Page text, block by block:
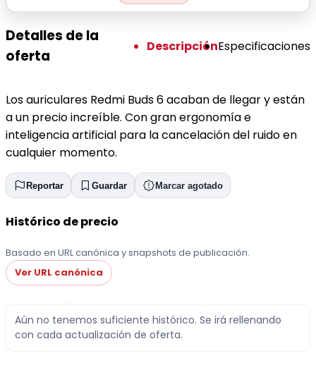
Detalles de la
oferta
DescripciónEspecificaciones
Los auriculares Redmi Buds 6 acaban de llegar y están
a un precio increíble. Con gran ergonomía e
inteligencia artificial para la cancelación del ruido en
cualquier momento.
Reportar Guardar Marcar agotado
Histórico de precio
Basado en URL canónica y snapshots de publicación.
Ver URL canónica
Aún no tenemos suficiente histórico. Se irá rellenando
con cada actualización de oferta.